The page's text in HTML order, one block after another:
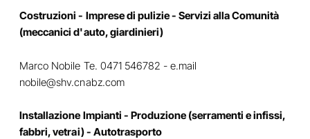
Costruzioni - Imprese di pulizie - Servizi alla Comunità
(meccanici d'auto, giardinieri)
Marco Nobile Te. 0471 546782 - e.mail
nobile@shv.cnabz.com
Installazione Impianti - Produzione (serramenti e infissi,
fabbri, vetrai) - Autotrasporto